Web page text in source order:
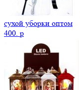
сухой уборки оптом
400. p